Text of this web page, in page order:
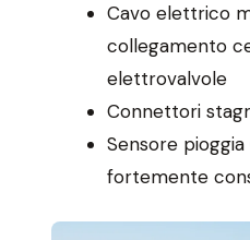
Cavo elettrico
collegamento
elettrovalvole
Connettori
Sensore
fortemente